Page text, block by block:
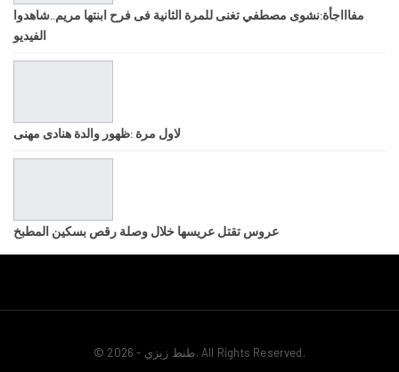
مفاااجأة:نشوى مصطفي تغنى للمرة الثانية فى فرح ابنتها مريم..شاهدوا
الفيديو
لاول مرة :ظهور والدة هنادى مهنى
عروس تقتل عريسها خلال وصلة رقص بسكين المطبخ
© 2026 - طنط زيزي. All Rights Reserved.